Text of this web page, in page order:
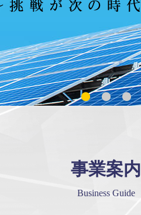
事業案内
Business Guide